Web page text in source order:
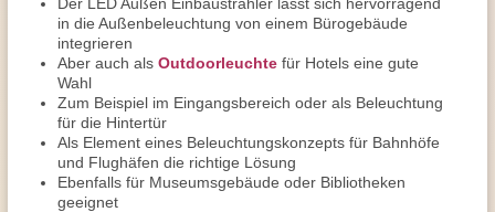
in die Außenbeleuchtung von einem Bürogebäude
integrieren
Aber auch als Outdoorleuchte für Hotels eine gute
Wahl
Zum Beispiel im Eingangsbereich oder als Beleuchtung
für die Hintertür
Als Element eines Beleuchtungskonzepts für Bahnhöfe
und Flughäfen die richtige Lösung
Ebenfalls für Museumsgebäude oder Bibliotheken
geeignet